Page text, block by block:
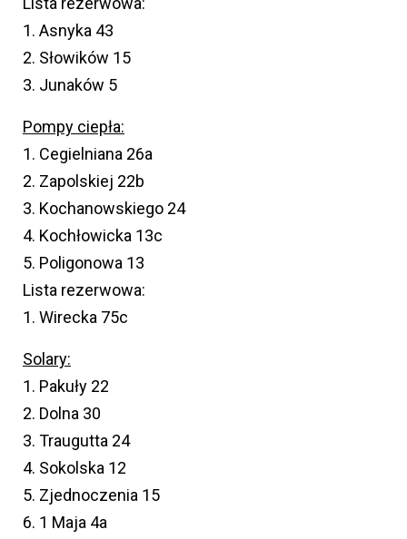
1. Asnyka 43
2. Słowików 15
3. Junaków 5
Pompy ciepła:
1. Cegielniana 26a
2. Zapolskiej 22b
3. Kochanowskiego 24
4. Kochłowicka 13c
5. Poligonowa 13
Lista rezerwowa:
1. Wirecka 75c
Solary:
1. Pakuły 22
2. Dolna 30
3. Traugutta 24
4. Sokolska 12
5. Zjednoczenia 15
6. 1 Maja 4a